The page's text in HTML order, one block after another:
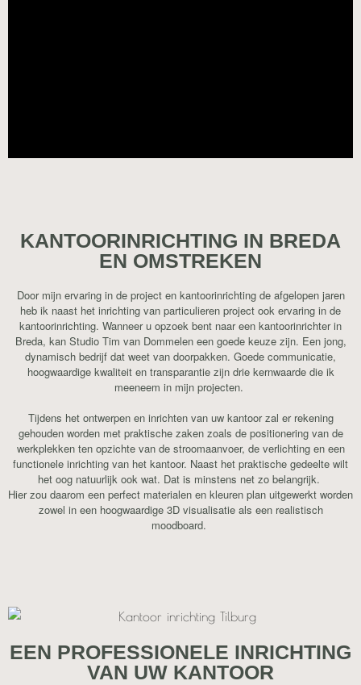
KANTOORINRICHTING IN BREDA
EN OMSTREKEN
Door mijn ervaring in de project en kantoorinrichting de afgelopen jaren
heb ik naast het inrichting van particulieren project ook ervaring in de
kantoorinrichting. Wanneer u opzoek bent naar een kantoorinrichter in
Breda, kan Studio Tim van Dommelen een goede keuze zijn. Een jong,
dynamisch bedrijf dat weet van doorpakken. Goede communicatie,
hoogwaardige kwaliteit en transparantie zijn drie kernwaarde die ik
meeneem in mijn projecten.
Tijdens het ontwerpen en inrichten van uw kantoor zal er rekening
gehouden worden met praktische zaken zoals de positionering van de
werkplekken ten opzichte van de stroomaanvoer, de verlichting en een
functionele inrichting van het kantoor. Naast het praktische gedeelte wilt
het oog natuurlijk ook wat. Dat is minstens net zo belangrijk.
Hier zou daarom een perfect materialen en kleuren plan uitgewerkt worden
zowel in een hoogwaardige 3D visualisatie als een realistisch
moodboard.
EEN PROFESSIONELE INRICHTING
VAN UW KANTOOR